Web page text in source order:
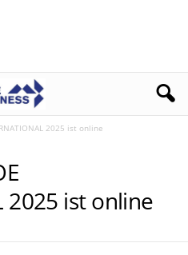
2025 ist online
2025 ist online